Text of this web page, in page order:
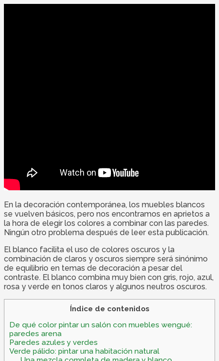
En la decoración contemporánea, los muebles blancos
se vuelven básicos, pero nos encontramos en aprietos a
la hora de elegir los colores a combinar con las paredes.
Ningún otro problema después de leer esta publicación.
El blanco facilita el uso de colores oscuros y la
combinación de claros y oscuros siempre será sinónimo
de equilibrio en temas de decoración a pesar del
contraste. El blanco combina muy bien con gris, rojo, azul,
rosa y verde en tonos claros y algunos neutros oscuros.
Índice de contenidos
De qué color pintar un salón con muebles wengué:
paredes arena
Paredes azules y verdes
Verde pálido: pintar una habitación natural